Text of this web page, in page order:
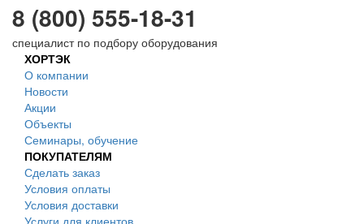
8 (800) 555-18-31
специалист по подбору оборудования
ХОРТЭК
О компании
Новости
Акции
Объекты
Семинары, обучение
ПОКУПАТЕЛЯМ
Сделать заказ
Условия оплаты
Условия доставки
Услуги для клиентов